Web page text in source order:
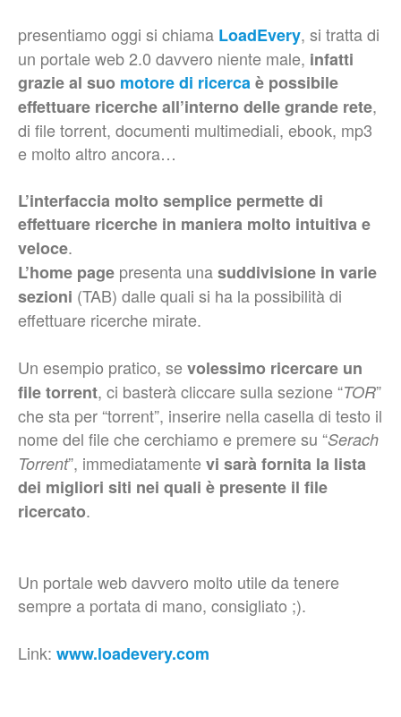
presentiamo oggi si chiama LoadEvery, si tratta di
un portale web 2.0 davvero niente male, infatti
grazie al suo motore di ricercaè possibile
effettuare ricerche all’interno delle grande rete,
di file torrent, documenti multimediali, ebook, mp3
e molto altro ancora…
L’interfaccia molto semplice permette di
effettuare ricerche in maniera molto intuitiva e
veloce.
L’home page presenta unasuddivisione in varie
sezioni (TAB) dalle quali si ha la possibilità di
effettuare ricerche mirate.
Un esempio pratico, sevolessimo ricercare un
file torrent, ci basterà cliccare sulla sezione “TOR”
che sta per “torrent”, inserire nella casella di testo il
nome del file che cerchiamo e premere su “Serach
Torrent”, immediatamentevi sarà fornita la lista
dei migliori siti nei quali è presente il file
ricercato.
Un portale web davvero molto utile da tenere
sempre a portata di mano, consigliato ;).
Link: www.loadevery.com